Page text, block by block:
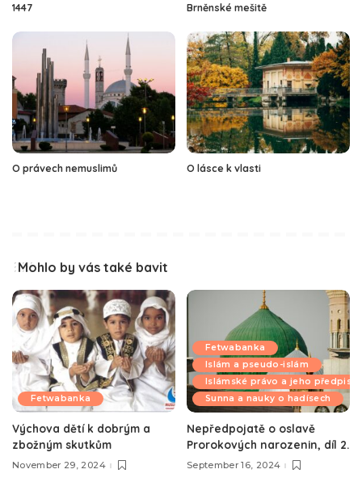
1447
Brněnské mešitě
O právech nemuslimů O lásce k vlasti
Mohlo by vás také bavit
Fetwabanka
Výchova dětí k dobrým a
zbožným skutkům
November 29, 2024
Fetwabanka
Islám a pseudo-islám
Islámské právo a jeho předpisy
Sunna a nauky o hadísech
Nepředpojatě o oslavě
Prorokových narozenin, díl 2.
September 16, 2024